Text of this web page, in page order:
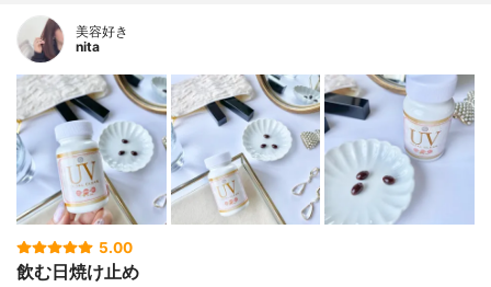
美容好き
nita
5.00
飲む日焼け止め